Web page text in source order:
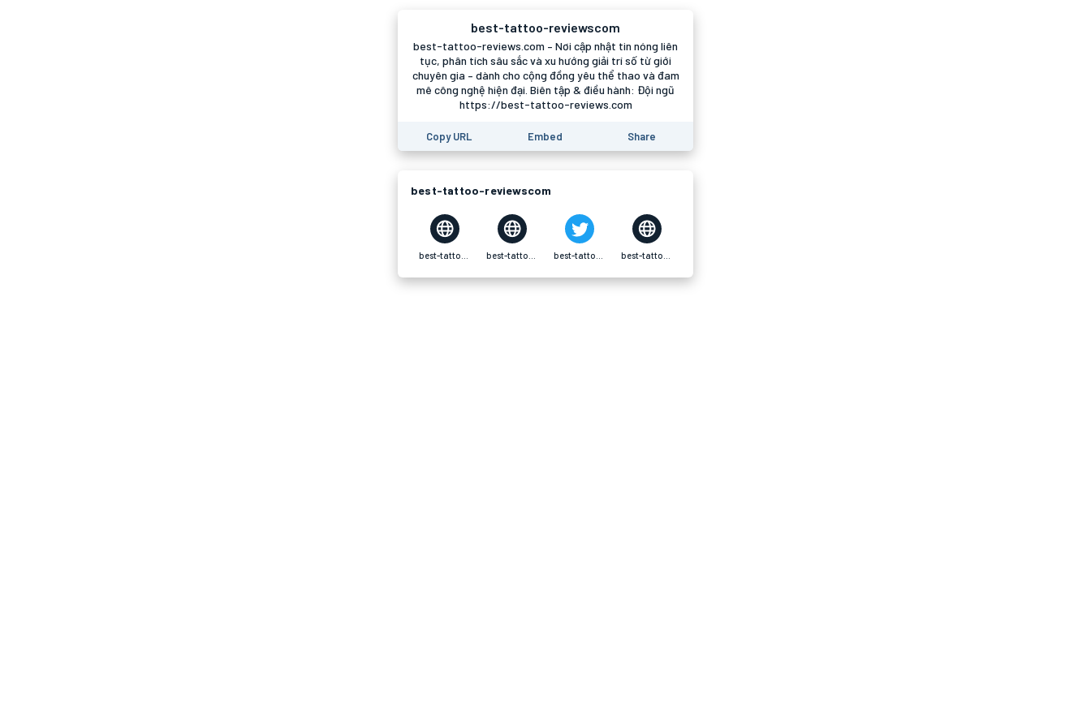
best-tattoo-reviewscom
best-tattoo-reviews.com – Nơi cập nhật tin nóng liên
tục, phân tích sâu sắc và xu hướng giải trí số từ giới
chuyên gia – dành cho cộng đồng yêu thể thao và đam
mê công nghệ hiện đại. Biên tập & điều hành: Đội ngũ
https://best-tattoo-reviews.com
Copy URL Embed Share
best-tattoo-reviewscom